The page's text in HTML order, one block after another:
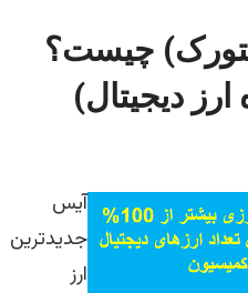
چیست؟
دیجیتال)
آیس
جدید‌ترین
ارز